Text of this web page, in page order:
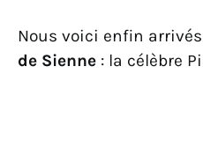
Nous voici enfin
de Sienne : la célèbre